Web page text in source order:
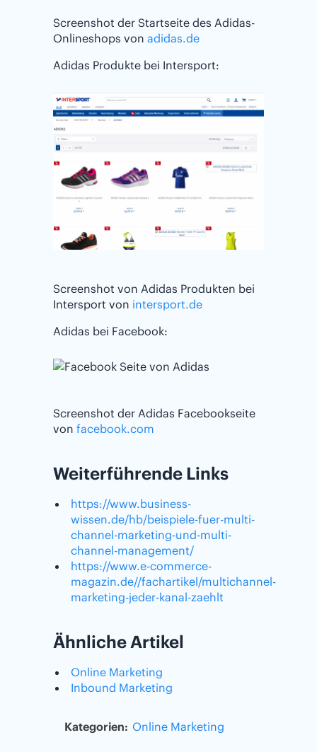
Screenshot der Startseite des Adidas-
Onlineshops von adidas.de
Adidas Produkte bei Intersport:
Screenshot von Adidas Produkten bei
Intersport von intersport.de
Adidas bei Facebook:
Screenshot der Adidas Facebookseite
von facebook.com
Weiterführende Links
https://www.business-
wissen.de/hb/beispiele-fuer-multi-
channel-marketing-und-multi-
channel-management/
https://www.e-commerce-
magazin.de//fachartikel/multichannel-
marketing-jeder-kanal-zaehlt
Ähnliche Artikel
Online Marketing
Inbound Marketing
Kategorien: Online Marketing